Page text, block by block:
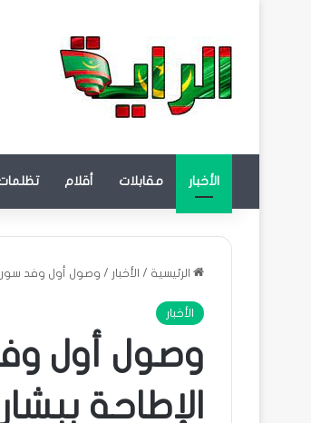
الأخبار مقابلات أقلام
الرئيسية / الأخبار / وصول أول وفد
الأخبار
وصول أول
الإطاحة ببشار